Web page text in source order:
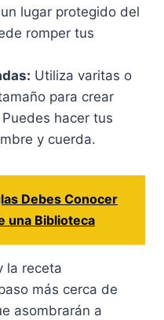
lugar protegido del
romper tus
Utiliza varitas o
para crear
hacer tus
y cuerda.
Debes Conocer
una Biblioteca
la receta
más cerca de
asombrarán a